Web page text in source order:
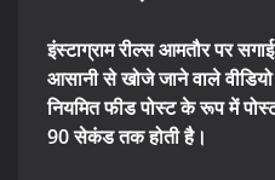
इंस्टाग्राम रील्स आमतौर पर
आसानी से खोजे जाने वाले
नियमित फीड पोस्ट के रूप में
90 सेकंड तक होती है।